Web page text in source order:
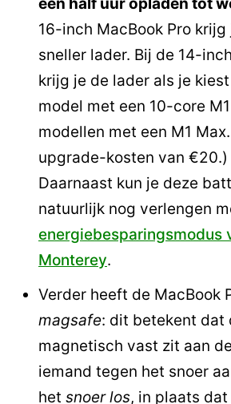
een half uur opladen tot
16-inch MacBook Pro
sneller lader. Bij de 14-
krijg je de lader als je
model met een 10-core
modellen met een M1
upgrade-kosten van €20.)
Daarnaast kun je deze
natuurlijk nog verlengen
energiebesparingsmodus
Monterey.
Verder heeft de MacBook
magsafe: dit betekent dat
magnetisch vast zit aan
iemand tegen het snoer
het snoer los, in plaats